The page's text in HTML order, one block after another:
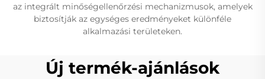
az integrált minőségellenőrzési mechanizmusok, amelyek
biztosítják az egységes eredményeket különféle
alkalmazási területeken.
Új termék-ajánlások